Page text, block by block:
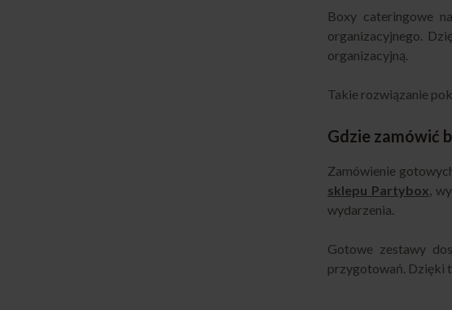
Boxy cateringowe
organizacyjnego.
organizacyjną.
Takie rozwiązanie
Gdzie zamówić
Zamówienie
sklepu Partybox ,
wydarzenia.
Gotowe zestawy
przygotowań. Dzięki